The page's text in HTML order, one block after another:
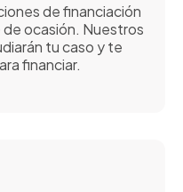
de financiación
ocasión. Nuestros
tu caso y te
financiar.